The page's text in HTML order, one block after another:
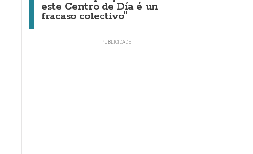
este Centro de Día é un
fracaso colectivo"